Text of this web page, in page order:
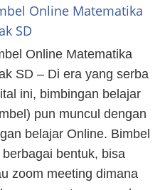
Online Matematika
SD
Online Matematika
SD – Di era yang serba
ini, bimbingan belajar
pun muncul dengan
belajar Online. Bimbel
bentuk, bisa
zoom meeting dimana